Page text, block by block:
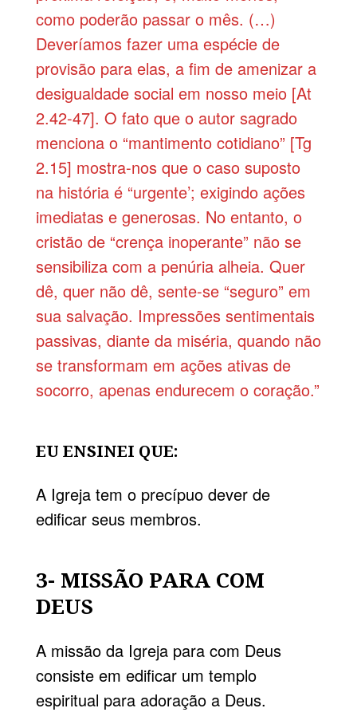
como poderão passar o mês. (…)
Deveríamos fazer uma espécie de
provisão para elas, a fim de amenizar a
desigualdade social em nosso meio [At
2.42-47]. O fato que o autor sagrado
menciona o “mantimento cotidiano” [Tg
2.15] mostra-nos que o caso suposto
na história é “urgente’; exigindo ações
imediatas e generosas. No entanto, o
cristão de “crença inoperante” não se
sensibiliza com a penúria alheia. Quer
dê, quer não dê, sente-se “seguro” em
sua salvação. Impressões sentimentais
passivas, diante da miséria, quando não
se transformam em ações ativas de
socorro, apenas endurecem o coração.”
EU ENSINEI QUE:
A Igreja tem o precípuo dever de
edificar seus membros.
3- MISSÃO PARA COM
DEUS
A missão da Igreja para com Deus
consiste em edificar um templo
espiritual para adoração a Deus.